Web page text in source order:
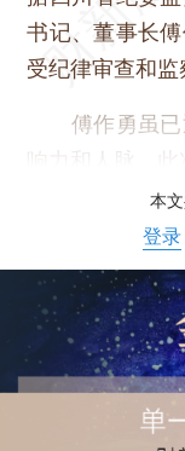
书记、董事长
受纪律审查和监
傅作勇虽已
响力和人脉，
本
登录